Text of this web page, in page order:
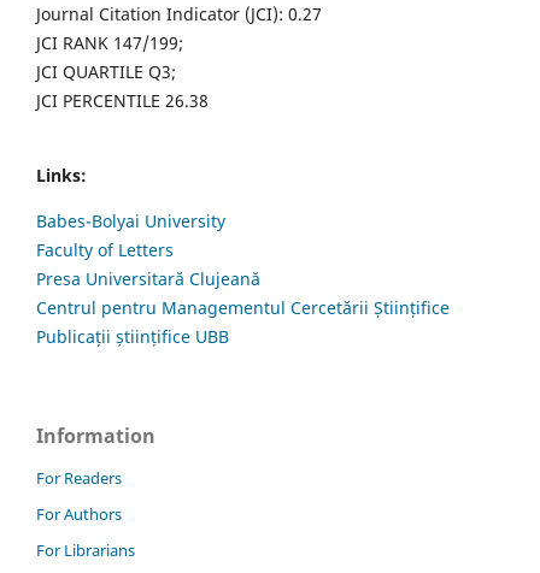
Journal Citation Indicator (JCI): 0.27
JCI RANK 147/199;
JCI QUARTILE Q3;
JCI PERCENTILE 26.38
Links:
Babes-Bolyai University
Faculty of Letters
Presa Universitară Clujeană
Centrul pentru Managementul Cercetării Științifice
Publicații științifice UBB
Information
For Readers
For Authors
For Librarians